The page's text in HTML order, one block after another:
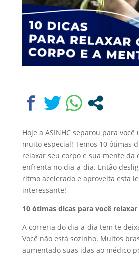
Hoje a ASINHC separou para
muito especial! Temos 10 ótimas
relaxar seu corpo e sua mente da
enfrenta no dia-a-dia. Então
ritmo acelerado e aproveita esta
interessante!
10 ótimas dicas para você relaxar
A correria do dia-a-dia tem te
Você não está sozinho. Muitos
aumentado suas idas ao médico